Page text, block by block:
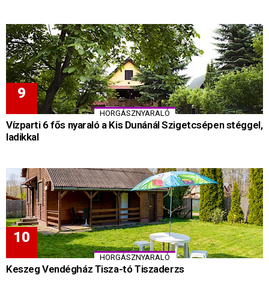
HORGÁSZNYARALÓ
Vízparti 6 fős nyaraló a Kis Dunánál Szigetcsépen stéggel,
ladikkal
HORGÁSZNYARALÓ
Keszeg Vendégház Tisza-tó Tiszaderzs